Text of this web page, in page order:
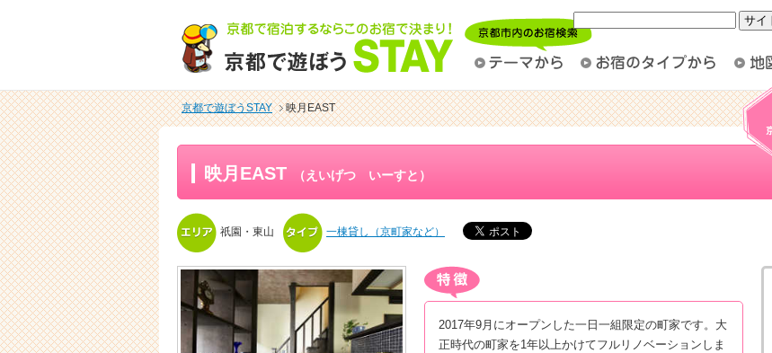
京都で遊ぼうSTAY 映月EAST
映月EAST （えいげつ いーすと）
祇園・東山 一棟貸し（京町家など）
2017年9月にオープンした一日一組限定の町家です。大
正時代の町家を1年以上かけてフルリノベーションしま